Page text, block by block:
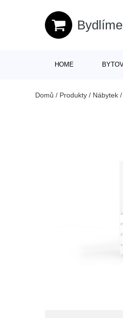
HOME
Domů / Produkty / Nábytek /